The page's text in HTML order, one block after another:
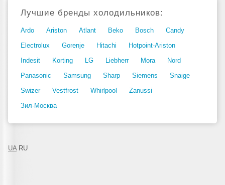
Лучшие бренды холодильников:
Ardo Ariston Atlant Beko Bosch
Candy
Electrolux
Gorenje Hitachi
Hotpoint-Ariston
Indesit
Korting LG Liebherr Mora
Nord
Panasonic
Samsung Sharp Siemens
Snaige
Swizer
Vestfrost Whirlpool
Zanussi
Зил-Москва
UA RU